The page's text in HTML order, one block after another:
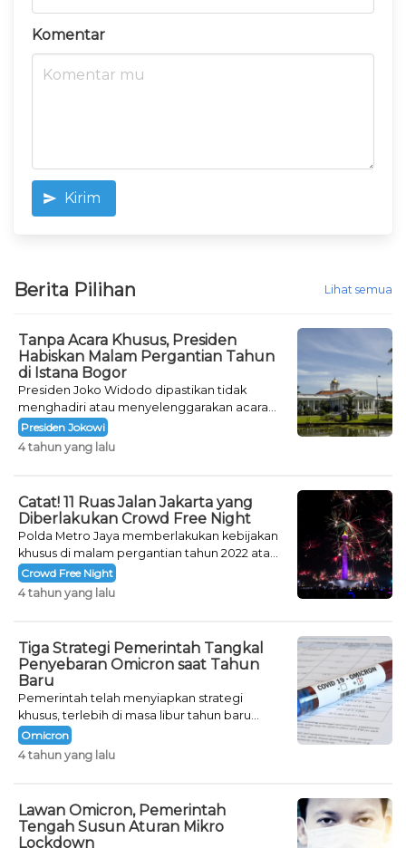
Komentar
Kirim
Berita Pilihan Lihat semua
Tanpa Acara Khusus, Presiden
Habiskan Malam Pergantian Tahun
di Istana Bogor
Presiden Joko Widodo dipastikan tidak
menghadiri atau menyelenggarakan acara
khusus untuk mengisi malam pergantian
tahun.
Presiden Jokowi
4 tahun yang lalu
Catat! 11 Ruas Jalan Jakarta yang
Diberlakukan Crowd Free Night
Polda Metro Jaya memberlakukan kebijakan
khusus di malam pergantian tahun 2022 atau
Crowd Free Night selama dua hari.
Crowd Free Night
4 tahun yang lalu
Tiga Strategi Pemerintah Tangkal
Penyebaran Omicron saat Tahun
Baru
Pemerintah telah menyiapkan strategi
khusus, terlebih di masa libur tahun baru
seperti saat ini.
Omicron
4 tahun yang lalu
Lawan Omicron, Pemerintah
Tengah Susun Aturan Mikro
Lockdown